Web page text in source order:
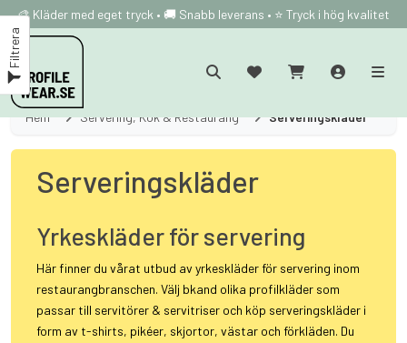
Filtrera
🎨 Kläder med eget tryck • 🚚 Snabb leverans • ⭐ Tryck i hög kvalitet
Hem Servering, Kök & Restaurang Serveringskläder
Serveringskläder
Yrkeskläder för servering
Här finner du vårat utbud av yrkeskläder för servering inom
restaurangbranschen. Välj bkand olika profilkläder som
passar till servitörer & servitriser och köp serveringskläder i
form av t-shirts, pikéer, skjortor, västar och förkläden. Du